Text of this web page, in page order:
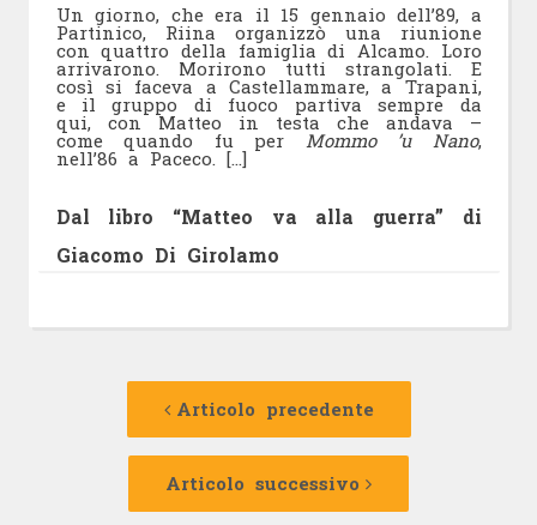
Un giorno, che era il 15 gennaio dell’89, a
Partinico, Riina organizzò una riunione
con quattro della famiglia di Alcamo. Loro
arrivarono. Morirono tutti strangolati. E
così si faceva a Castellammare, a Trapani,
e il gruppo di fuoco partiva sempre da
qui, con Matteo in testa che andava –
come quando fu per Mommo ’u Nano,
nell’86 a Paceco. […]
Dal libro “Matteo va alla guerra” di
Giacomo Di Girolamo
Navigazione
Articolo precedente
Articolo
Articolo successivo
Articolo